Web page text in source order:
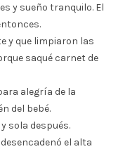
y sueño tranquilo. El
y que limpiaron las
saqué carnet de
alegría de la
del bebé.
sola después.
el alta